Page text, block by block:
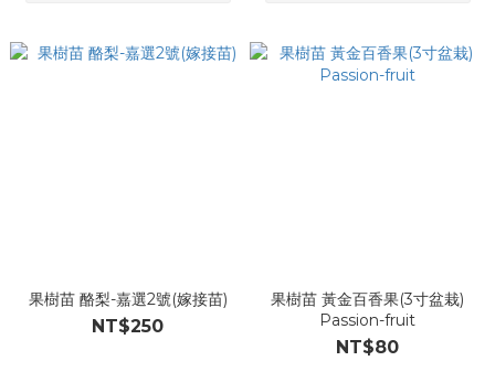
果樹苗 酪梨-嘉選2號(嫁接苗)
NT$250
果樹苗 黃金百香果(3寸盆栽)
Passion-fruit
NT$80